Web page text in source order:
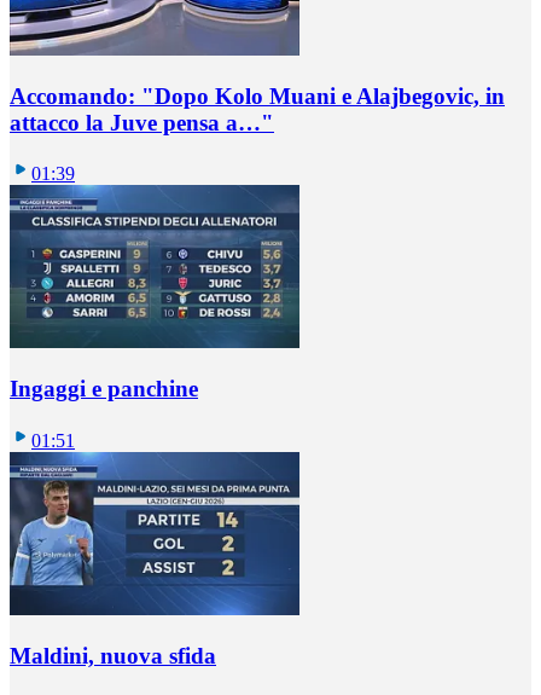
Accomando: "Dopo Kolo Muani e Alajbegovic, in
attacco la Juve pensa a…"
01:39
Ingaggi e panchine
01:51
Maldini, nuova sfida